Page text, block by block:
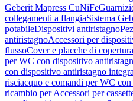
Geberit Mapress CuNiFe
collegamenti a flangiaSistema
potabileDispositivi antiristagno
antiristagnoAccessori per
flussoCover e placche di copertura
per WC con dispositivo
con dispositivo antiristagno
risciacquo e comandi per WC
ricambio per Accessori per